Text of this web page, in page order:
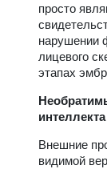
просто
нарушении
лицевого
этапах
интеллекта
Внешние
видимой